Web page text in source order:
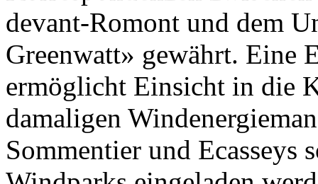
devant-Romont und dem
Greenwatt» gewährt. Eine
ermöglicht Einsicht in die
damaligen
Sommentier und Ecasseys